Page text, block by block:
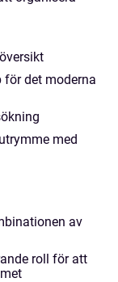
för det moderna
med
av
roll för att